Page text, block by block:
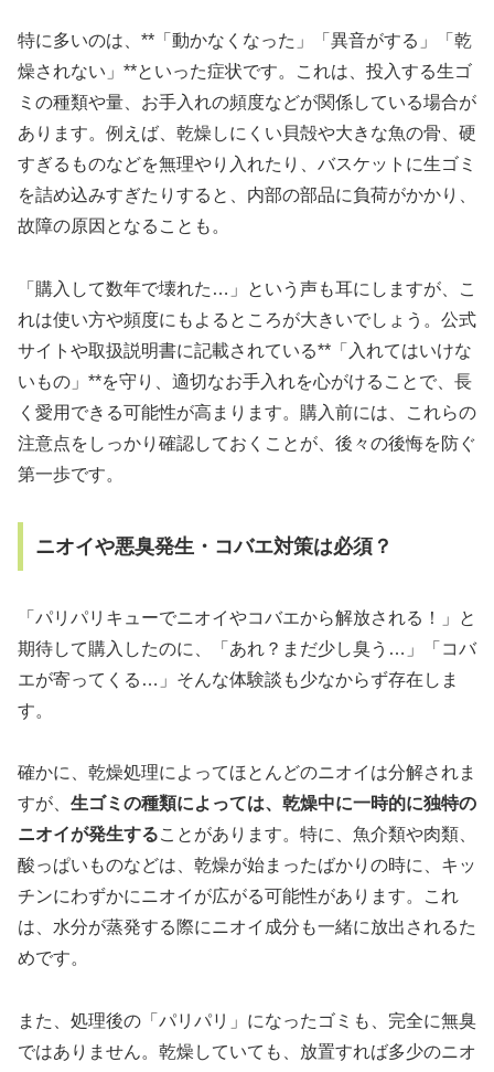
特に多いのは、**「動かなくなった」「異音がする」「乾
燥されない」**といった症状です。これは、投入する生ゴ
ミの種類や量、お手入れの頻度などが関係している場合が
あります。例えば、乾燥しにくい貝殻や大きな魚の骨、硬
すぎるものなどを無理やり入れたり、バスケットに生ゴミ
を詰め込みすぎたりすると、内部の部品に負荷がかかり、
故障の原因となることも。
「購入して数年で壊れた…」という声も耳にしますが、こ
れは使い方や頻度にもよるところが大きいでしょう。公式
サイトや取扱説明書に記載されている**「入れてはいけな
いもの」**を守り、適切なお手入れを心がけることで、長
く愛用できる可能性が高まります。購入前には、これらの
注意点をしっかり確認しておくことが、後々の後悔を防ぐ
第一歩です。
ニオイや悪臭発生・コバエ対策は必須？
「パリパリキューでニオイやコバエから解放される！」と
期待して購入したのに、「あれ？まだ少し臭う…」「コバ
エが寄ってくる…」そんな体験談も少なからず存在しま
す。
確かに、乾燥処理によってほとんどのニオイは分解されま
すが、 生ゴミの種類によっては、乾燥中に一時的に独特の
ニオイが発生することがあります。特に、魚介類や肉類、
酸っぱいものなどは、乾燥が始まったばかりの時に、キッ
チンにわずかにニオイが広がる可能性があります。これ
は、水分が蒸発する際にニオイ成分も一緒に放出されるた
めです。
また、処理後の「パリパリ」になったゴミも、完全に無臭
ではありません。乾燥していても、放置すれば多少のニオ